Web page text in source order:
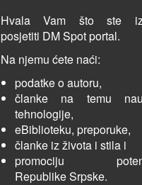
Hvala Vam što ste
posjetiti DM Spot portal.
Na njemu ćete naći:
podatke o autoru,
članke na temu
tehnologije,
eBiblioteku, preporuke,
članke iz života i stila i
promociju
Republike Srpske.